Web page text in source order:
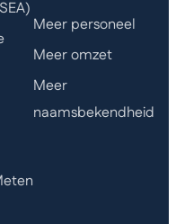
Meer personeel
Meer omzet
Meer
naamsbekendheid